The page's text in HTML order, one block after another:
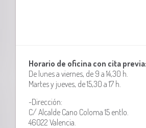
Horario de oficina con cita previa:
De lunes a viernes, de 9 a 14,30 h.
Martes y jueves, de 15,30 a 17 h.
-Dirección:
C/ Alcalde Cano Coloma 15 entlo.
46022 Valencia.